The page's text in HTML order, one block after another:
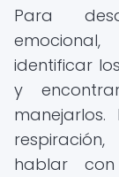
Para
identificar
y
hablar